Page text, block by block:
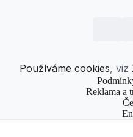
Používáme cookies, viz
Reklama a